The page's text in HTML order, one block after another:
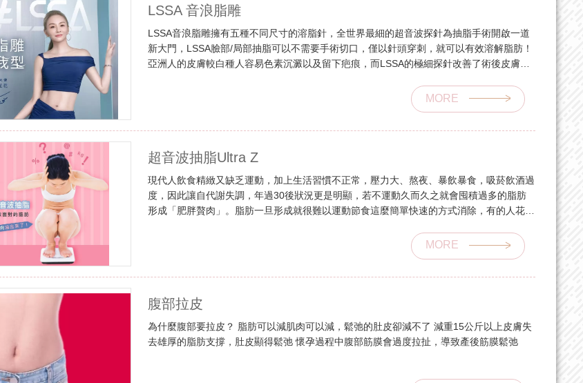
LSSA ⾳浪脂雕
LSSA音浪脂雕擁有五種不同尺寸的溶脂針，全世界最細的超音波探針為抽脂手術開啟⼀道
新大門，LSSA臉部/局部抽脂可以不需要手術切口，僅以針頭穿刺，就可以有效溶解脂肪！
亞洲⼈的皮膚較白種⼈容易色素沉澱以及留下疤痕，而LSSA的極細探針改善了術後皮膚留
MORE
超音波抽脂Ultra Z
現代人飲食精緻又缺乏運動，加上生活習慣不正常，壓力大、熬夜、暴飲暴食，吸菸飲酒過
度，因此讓自代謝失調，年過30後狀況更是明顯，若不運動久而久之就會囤積過多的脂肪
形成「肥胖贅肉」。脂肪一旦形成就很難以運動節食這麼簡單快速的方式消除，有的人花數
MORE
腹部拉皮
為什麼腹部要拉皮？ 脂肪可以減肌肉可以減，鬆弛的肚皮卻減不了 減重15公斤以上皮膚失
去雄厚的脂肪支撐，肚皮顯得鬆弛 懷孕過程中腹部筋膜會過度拉扯，導致產後筋膜鬆弛